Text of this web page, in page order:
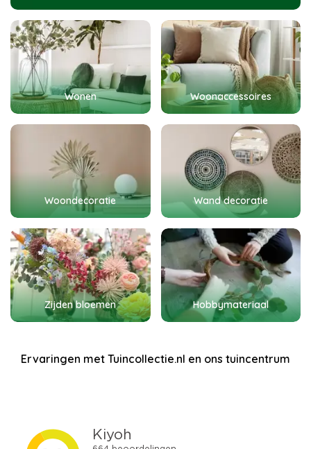
Wonen Woonaccessoires
Woondecoratie Wand decoratie
Zijden bloemen Hobbymateriaal
Ervaringen met Tuincollectie.nl en ons tuincentrum